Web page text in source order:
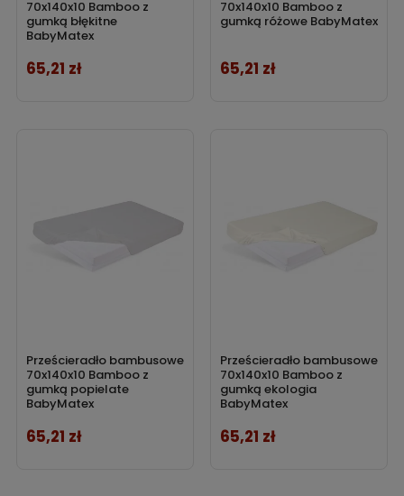
70x140x10 Bamboo z
gumką błękitne
BabyMatex
Cena
65,21 zł
70x140x10 Bamboo z
gumką różowe BabyMatex
Cena
65,21 zł
Prześcieradło bambusowe
70x140x10 Bamboo z
gumką popielate
BabyMatex
Cena
65,21 zł
Prześcieradło bambusowe
70x140x10 Bamboo z
gumką ekologia
BabyMatex
Cena
65,21 zł